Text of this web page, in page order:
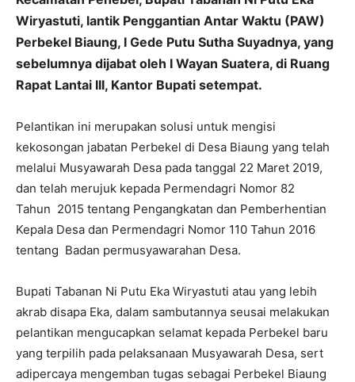
Wiryastuti, lantik Penggantian Antar Waktu (PAW)
Perbekel Biaung, I Gede Putu Sutha Suyadnya, yang
sebelumnya dijabat oleh I Wayan Suatera, di Ruang
Rapat Lantai III, Kantor Bupati setempat.
Pelantikan ini merupakan solusi untuk mengisi
kekosongan jabatan Perbekel di Desa Biaung yang telah
melalui Musyawarah Desa pada tanggal 22 Maret 2019,
dan telah merujuk kepada Permendagri Nomor 82
Tahun 2015 tentang Pengangkatan dan Pemberhentian
Kepala Desa dan Permendagri Nomor 110 Tahun 2016
tentang Badan permusyawarahan Desa.
Bupati Tabanan Ni Putu Eka Wiryastuti atau yang lebih
akrab disapa Eka, dalam sambutannya seusai melakukan
pelantikan mengucapkan selamat kepada Perbekel baru
yang terpilih pada pelaksanaan Musyawarah Desa, sert
adipercaya mengemban tugas sebagai Perbekel Biaung